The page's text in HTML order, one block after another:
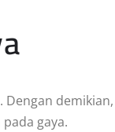
demikian,
gaya.